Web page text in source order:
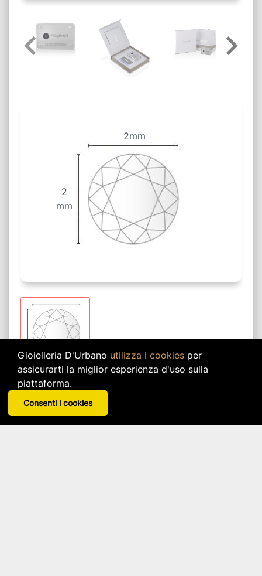
2mm
2
mm
Gioielleria D'Urbano utilizza i cookiesper
assicurarti la miglior esperienza d'uso sulla
piattaforma.
Consenti i cookies